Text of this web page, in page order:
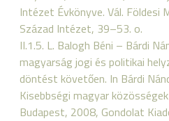
Intézet Évkönyve. Vál. Földesi
Század Intézet, 39–53. o.
II.1.5. L. Balogh Béni – Bárdi
magyarság jogi és politikai
döntést követően. In Bárdi
Kisebbségi magyar
Budapest, 2008, Gondolat